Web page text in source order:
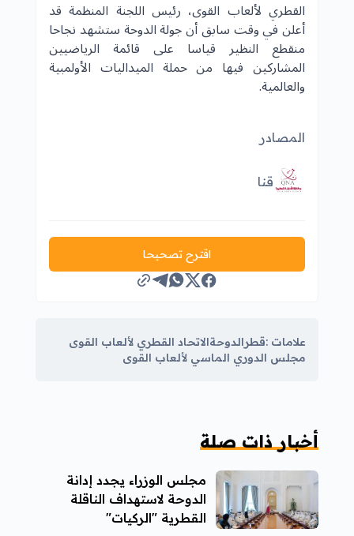
القطري لألعاب القوى، رئيس اللجنة المنظمة قد
أعلن في وقت سابق أن جولة الدوحة ستشهد نجاحا
منقطع النظير قياسا على قائمة الرياضيين
المشاركين فيها من حملة الميداليات الأولمبية
والعالمية.
المصادر
قنا
اقترح تصحيحا
علامات :قطرالدوحةالاتحاد القطري لألعاب القوى
مجلس الدوري الماسي لألعاب القوى
أخبار ذات صلة
مجلس الوزراء يجدد إدانة
الدوحة لاستهداف الناقلة
القطرية "الركيات"